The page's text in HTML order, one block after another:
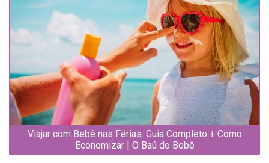
Viajar com Bebê nas Férias: Guia Completo + Como
Economizar | O Baú do Bebê